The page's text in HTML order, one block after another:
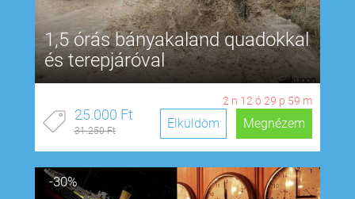
1,5 órás bányakaland quadokkal
és terepjáróval
2 n 12 ó 29 p 58 m
25.000 Ft
31.250 Ft Megnézem
Elküldöm
-30%